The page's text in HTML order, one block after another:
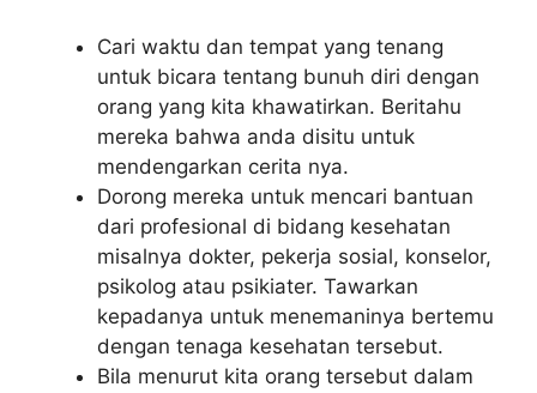
Cari waktu dan tempat yang tenang
untuk bicara tentang bunuh diri dengan
orang yang kita khawatirkan. Beritahu
mereka bahwa anda disitu untuk
mendengarkan cerita nya.
Dorong mereka untuk mencari bantuan
dari profesional di bidang kesehatan
misalnya dokter, pekerja sosial, konselor,
psikolog atau psikiater. Tawarkan
kepadanya untuk menemaninya bertemu
dengan tenaga kesehatan tersebut.
Bila menurut kita orang tersebut dalam